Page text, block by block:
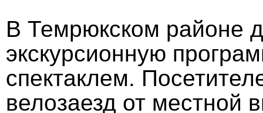
В Темрюкском районе
экскурсионную
спектаклем.
велозаезд от местной